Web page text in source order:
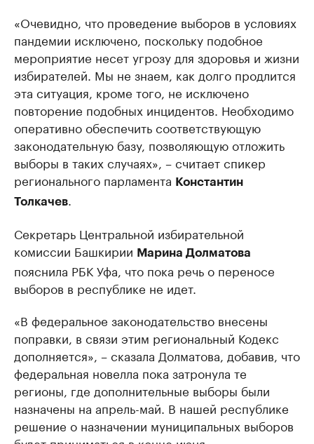
«Очевидно, что проведение выборов в условиях
пандемии исключено, поскольку подобное
мероприятие несет угрозу для здоровья и жизни
избирателей. Мы не знаем, как долго продлится
эта ситуация, кроме того, не исключено
повторение подобных инцидентов. Необходимо
оперативно обеспечить соответствующую
законодательную базу, позволяющую отложить
выборы в таких случаях», – считает спикер
регионального парламента Константин
Толкачев
Секретарь Центральной избирательной
комиссии Башкирии Марина Долматова
пояснила РБК Уфа, что пока речь о переносе
выборов в республике не идет.
«В федеральное законодательство внесены
поправки, в связи этим региональный Кодекс
дополняется», – сказала Долматова, добавив, что
федеральная новелла пока затронула те
регионы, где дополнительные выборы были
назначены на апрель-май. В нашей республике
решение о назначении муниципальных выборов